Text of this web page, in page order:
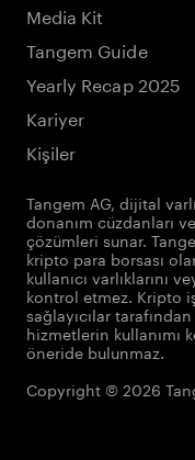
Media Kit
Tangem Guide
Yearly Recap 2025
Kariyer
Kişiler
Tangem AG, dijital
donanım cüzdanları
çözümleri sunar.
kripto para borsası
kullanıcı varlıklarını
kontrol etmez. Kripto
sağlayıcılar
hizmetlerin kullanımı
öneride bulunmaz.